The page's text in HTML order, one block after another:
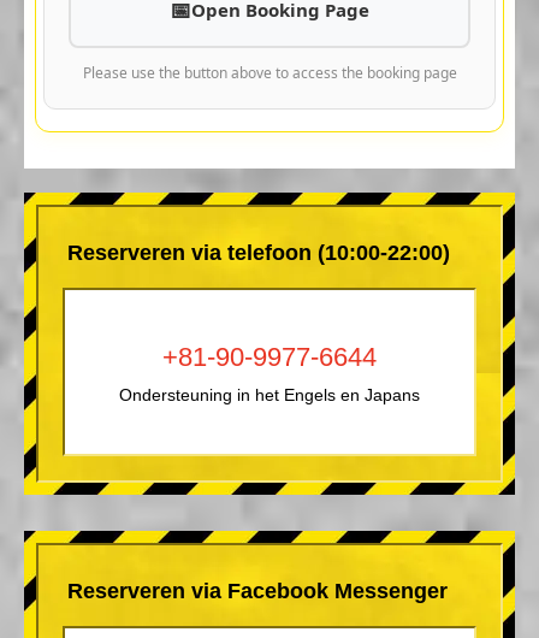
Open Booking Page
Please use the button above to access the booking page
Reserveren via telefoon (10:00-22:00)
+81-90-9977-6644
Ondersteuning in het Engels en Japans
Reserveren via Facebook Messenger